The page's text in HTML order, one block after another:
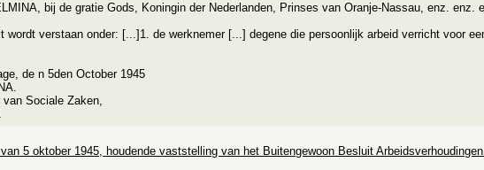
bij de gratie Gods, Koningin der Nederlanden, Prinses van Oranje-Nassau, enz. enz.
wordt verstaan onder: [...]1. de werknemer [...] degene die persoonlijk arbeid verricht voor
de n 5den October 1945
van Sociale Zaken,
5 oktober 1945, houdende vaststelling van het Buitengewoon Besluit